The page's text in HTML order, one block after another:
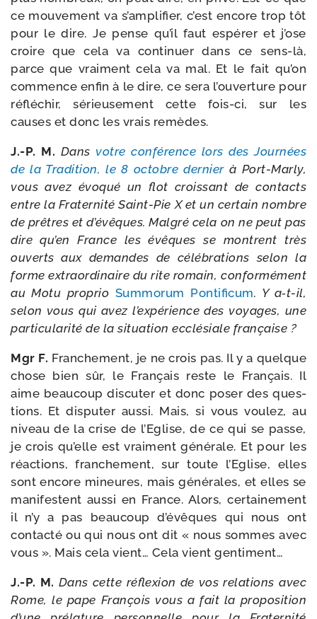
ce mou­ve­ment va s’amplifier, c’est encore trop tôt
pour le dire. Je pense qu’il faut espé­rer et j’ose
croire que cela va conti­nuer dans ce sens-​là,
parce que vrai­ment cela va mal. Et le fait qu’on
com­mence enfin à le dire, ce sera l’ouverture pour
réflé­chir, sérieu­se­ment cette fois-​ci, sur les
causes et donc les vrais remèdes.
J.-P. M. Dans votre confé­rence lors des Journées
de la Tradition, le 8 octobre der­nier à Port-​Marly,
vous avez évo­qué un flot crois­sant de contacts
entre la Fraternité Saint-​Pie X et un cer­tain nombre
de prêtres et d’évêques. Malgré cela on ne peut pas
dire qu’en France les évêques se montrent très
ouverts aux demandes de célé­bra­tions selon la
forme extra­or­di­naire du rite romain, confor­mé­ment
au Motu pro­prio Summorum Pontificum. Y a‑t-​il,
selon vous qui avez l’expérience des voyages, une
par­ti­cu­la­ri­té de la situa­tion ecclé­siale française ?
Mgr F. Franchement, je ne crois pas. Il y a quelque
chose bien sûr, le Français reste le Français. Il
aime beau­coup dis­cu­ter et donc poser des ques­
tions. Et dis­pu­ter aus­si. Mais, si vous vou­lez, au
niveau de la crise de l’Eglise, de ce qui se passe,
je crois qu’elle est vrai­ment géné­rale. Et pour les
réac­tions, fran­che­ment, sur toute l’Eglise, elles
sont encore mineures, mais géné­rales, et elles se
mani­festent aus­si en France. Alors, cer­tai­ne­ment
il n’y a pas beau­coup d’évêques qui nous ont
contac­té ou qui nous ont dit « nous sommes avec
vous ». Mais cela vient… Cela vient gentiment…
J.-P. M. Dans cette réflexion de vos rela­tions avec
Rome, le pape François vous a fait la pro­po­si­tion